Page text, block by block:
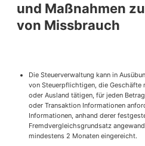
und Maßnahmen
von Missbrauch
Die Steuerverwaltung kann in
von Steuerpflichtigen, die Geschäfte
oder Ausland tätigen, für jeden
oder Transaktion Informationen
Informationen, anhand derer
Fremdvergleichsgrundsatz
mindestens 2 Monaten eingereicht.